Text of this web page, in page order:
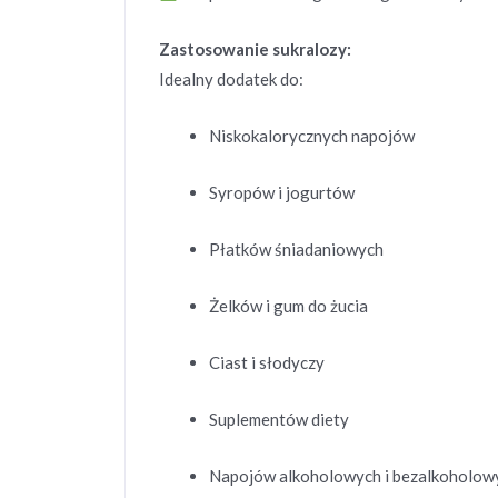
Zastosowanie sukralozy:
Idealny dodatek do:
Niskokalorycznych napojów
Syropów i jogurtów
Płatków śniadaniowych
Żelków i gum do żucia
Ciast i słodyczy
Suplementów diety
Napojów alkoholowych i